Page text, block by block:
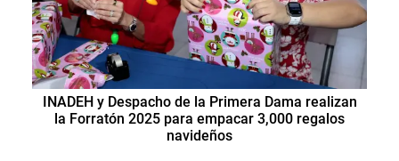
INADEH y Despacho de la Primera Dama realizan
la Forratón 2025 para empacar 3,000 regalos
navideños